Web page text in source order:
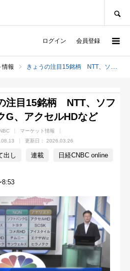
ログイン 会員登録
情報 きょうの注目15銘柄 NTT、ソフトバンクG、アクセルHDなど
注目15銘柄 NTT、ソフ
G、アクセルHDなど
マーケット情報
更新日： 2026.03.26
出し 連載 日経CNBC online
8:53